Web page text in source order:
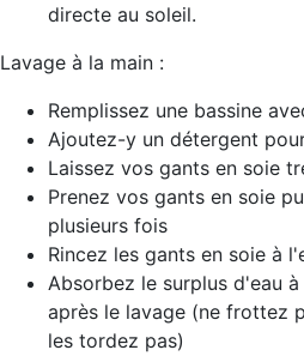
directe au soleil.
Lavage à la main :
Remplissez une bassine
Ajoutez-y un détergent
Laissez vos gants en soie
Prenez vos gants en soie
plusieurs fois
Rincez les gants en soie à
Absorbez le surplus d'eau
après le lavage (ne frottez
les tordez pas)